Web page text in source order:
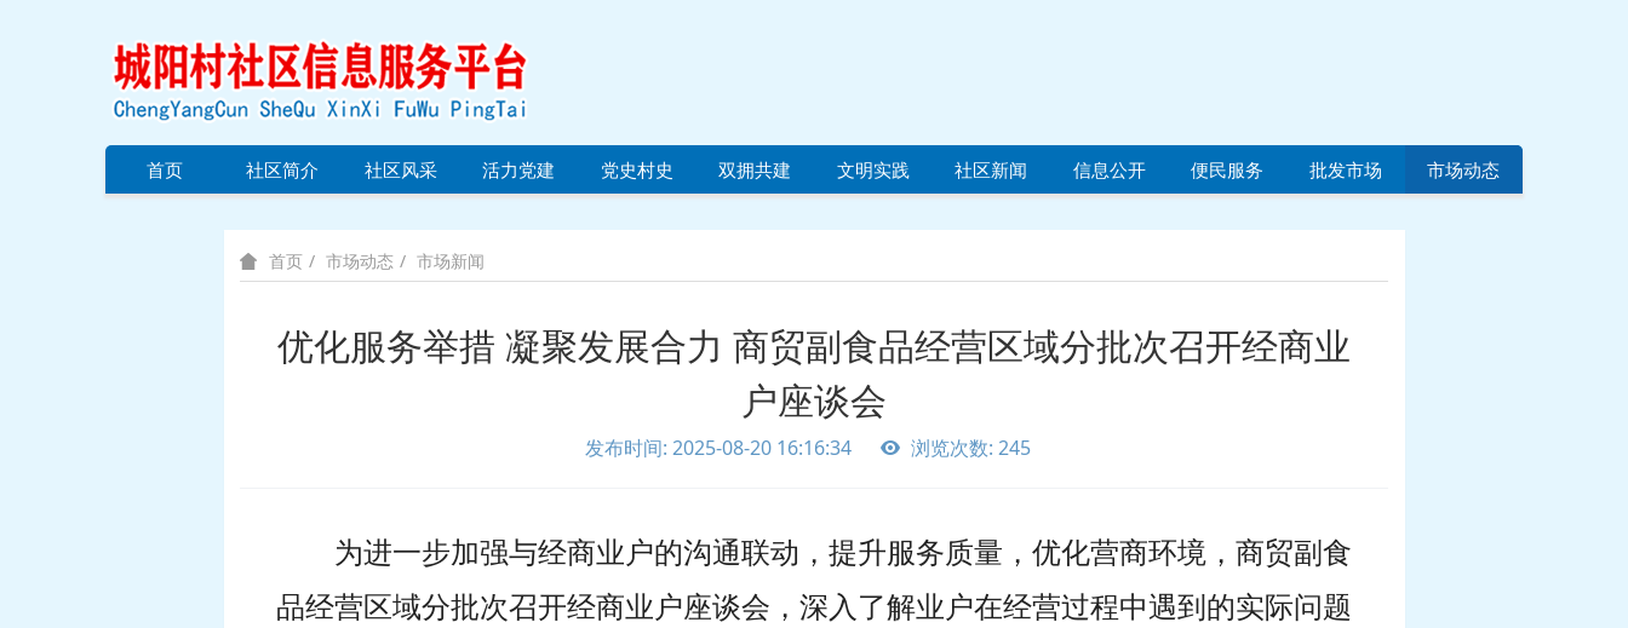
首页 社区简介 社区风采 活力党建 党史村史 双拥共建 文明实践 社区新闻 信息公开 便民服务 批发市场 市场动态
首页 市场动态 市场新闻
优化服务举措 凝聚发展合力 商贸副食品经营区域分批次召开经商业
户座谈会
发布时间: 2025-08-20 16:16:34 浏览次数: 245
为进一步加强与经商业户的沟通联动，提升服务质量，优化营商环境，商贸副食
品经营区域分批次召开经商业户座谈会，深入了解业户在经营过程中遇到的实际问题